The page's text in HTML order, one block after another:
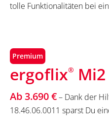
tolle Funktionalitäten bei
Premium
ergoflix® Mi2
Ab 3.690 €– Dank der
18.46.06.0011 sparst Du